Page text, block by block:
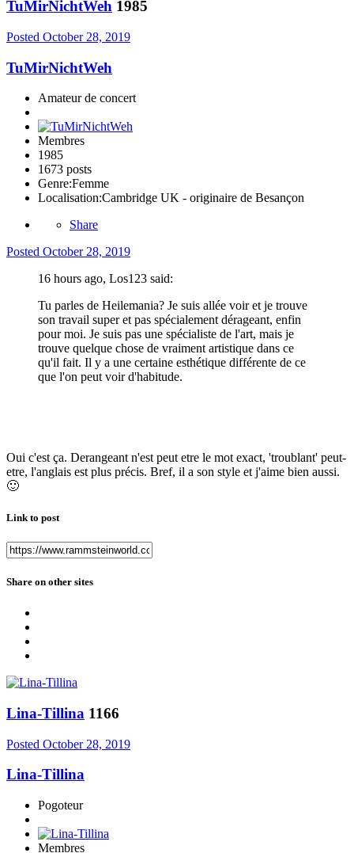
TuMirNichtWeh 1985
Posted October 28, 2019
TuMirNichtWeh
Amateur de concert
Membres
1985
1673 posts
Genre:Femme
Localisation:Cambridge UK - originaire de Besançon
Share
Posted October 28, 2019
16 hours ago, Los123 said:
Tu parles de Heilemania? Je suis allée voir et je trouve
son travail super et pas spécialement dérageant, enfin
pour moi. Je suis pas une spécialiste de l'art, mais je
trouve quelque chose de vraiment artistique dans ce
qu'il fait. Il y a une certaine esthétique différente de ce
que l'on peut voir d'habitude.
Oui c'est ça. Derangeant n'est peut etre le mot exact, 'troublant' peut-
etre, l'anglais est plus précis. Bref, il a son style et j'aime bien aussi.
🙂
Link to post
Share on other sites
Lina-Tillina 1166
Posted October 28, 2019
Lina-Tillina
Pogoteur
Membres